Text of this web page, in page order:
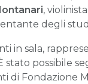
,
degli
in sala,
possibile
di Fondazione